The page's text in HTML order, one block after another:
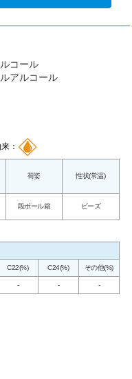
コール
アルコール
：
荷姿
性状(常温)
段ボール箱 ビーズ
C22(%) C24(%) その他(%)
- - -